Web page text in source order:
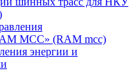
МСС» (RAM mcc)
энергии и